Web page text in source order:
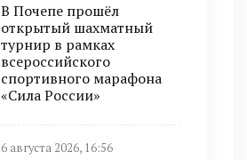
В Почепе прошёл
открытый шахматный
турнир в рамках
всероссийского
спортивного марафона
«Сила России»
6 августа 2026, 16:56